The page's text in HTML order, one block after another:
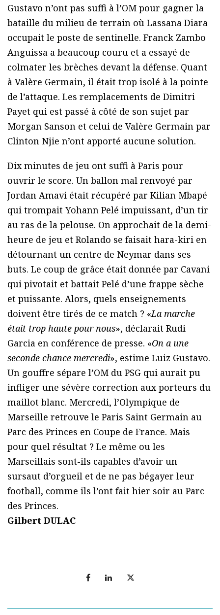
Gustavo n’ont pas suffi à l’OM pour gagner la
bataille du milieu de terrain où Lassana Diara
occupait le poste de sentinelle. Franck Zambo
Anguissa a beaucoup couru et a essayé de
colmater les brèches devant la défense. Quant
à Valère Germain, il était trop isolé à la pointe
de l’attaque. Les remplacements de Dimitri
Payet qui est passé à côté de son sujet par
Morgan Sanson et celui de Valère Germain par
Clinton Njie n’ont apporté aucune solution.
Dix minutes de jeu ont suffi à Paris pour
ouvrir le score. Un ballon mal renvoyé par
Jordan Amavi était récupéré par Kilian Mbapé
qui trompait Yohann Pelé impuissant, d’un tir
au ras de la pelouse. On approchait de la demi-
heure de jeu et Rolando se faisait hara-kiri en
détournant un centre de Neymar dans ses
buts. Le coup de grâce était donnée par Cavani
qui pivotait et battait Pelé d’une frappe sèche
et puissante. Alors, quels enseignements
doivent être tirés de ce match ? «La marche
était trop haute pour nous», déclarait Rudi
Garcia en conférence de presse. «On a une
seconde chance mercredi», estime Luiz Gustavo.
Un gouffre sépare l’OM du PSG qui aurait pu
infliger une sévère correction aux porteurs du
maillot blanc. Mercredi, l’Olympique de
Marseille retrouve le Paris Saint Germain au
Parc des Princes en Coupe de France. Mais
pour quel résultat ? Le même ou les
Marseillais sont-ils capables d’avoir un
sursaut d’orgueil et de ne pas bégayer leur
football, comme ils l’ont fait hier soir au Parc
des Princes.
Gilbert DULAC